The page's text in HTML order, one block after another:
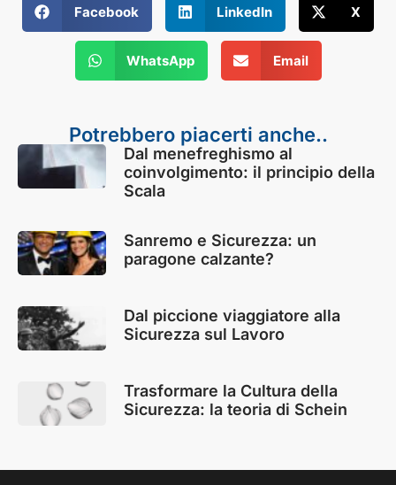
Facebook LinkedIn X
WhatsApp Email
Potrebbero piacerti anche..
Dal menefreghismo al
coinvolgimento: il principio della
Scala
Sanremo e Sicurezza: un
paragone calzante?
Dal piccione viaggiatore alla
Sicurezza sul Lavoro
Trasformare la Cultura della
Sicurezza: la teoria di Schein